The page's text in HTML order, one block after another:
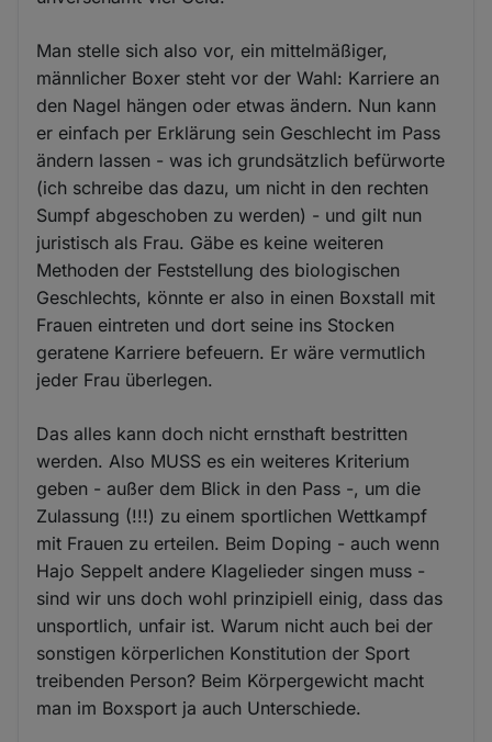
Man stelle sich also vor, ein mittelmäßiger,
männlicher Boxer steht vor der Wahl: Karriere an
den Nagel hängen oder etwas ändern. Nun kann
er einfach per Erklärung sein Geschlecht im Pass
ändern lassen - was ich grundsätzlich befürworte
(ich schreibe das dazu, um nicht in den rechten
Sumpf abgeschoben zu werden) - und gilt nun
juristisch als Frau. Gäbe es keine weiteren
Methoden der Feststellung des biologischen
Geschlechts, könnte er also in einen Boxstall mit
Frauen eintreten und dort seine ins Stocken
geratene Karriere befeuern. Er wäre vermutlich
jeder Frau überlegen.
Das alles kann doch nicht ernsthaft bestritten
werden. Also MUSS es ein weiteres Kriterium
geben - außer dem Blick in den Pass -, um die
Zulassung (!!!) zu einem sportlichen Wettkampf
mit Frauen zu erteilen. Beim Doping - auch wenn
Hajo Seppelt andere Klagelieder singen muss -
sind wir uns doch wohl prinzipiell einig, dass das
unsportlich, unfair ist. Warum nicht auch bei der
sonstigen körperlichen Konstitution der Sport
treibenden Person? Beim Körpergewicht macht
man im Boxsport ja auch Unterschiede.